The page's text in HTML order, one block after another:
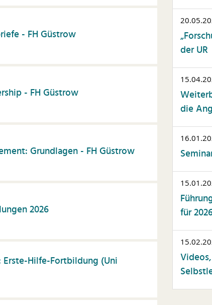
Künstliche Intelligenz
Projektmanagement
wissenschaftliche
- FH Güstrow
- FH Güstrow
Grundlagen - FH Güstrow
2026
Hilfe-Fortbildung (Uni
der UR
die
für